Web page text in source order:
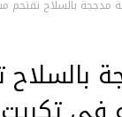
مدججة بالسلاح تقتحم